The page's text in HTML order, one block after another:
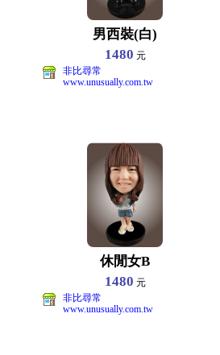
男西裝(白)
1480 元
非比尋常
www.unusually.com.tw
休閒女B
1480 元
非比尋常
www.unusually.com.tw